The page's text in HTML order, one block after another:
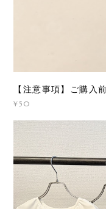
【注意事項】ご購入
¥50